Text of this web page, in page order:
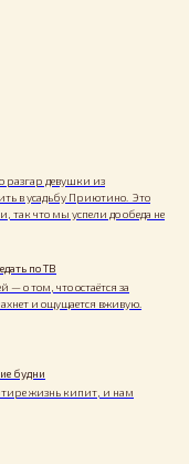
разгар девушки из
в усадьбу Приютино. Это
так что мы успели до обеда не
по ТВ
о том, что остаётся за
и ощущается вживую.
будни
жизнь кипит, и нам